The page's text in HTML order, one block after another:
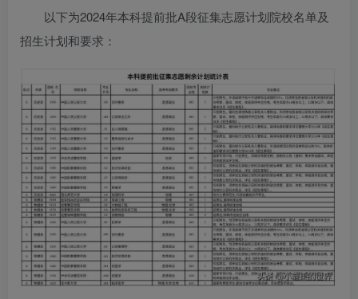
以下为2024年本科提前批A段征集志愿计划院校名单及
招生计划和要求：